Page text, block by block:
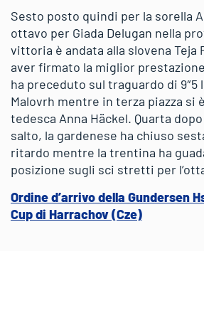
Sesto posto quindi per la sorella
ottavo per Giada Delugan nella
vittoria è andata alla slovena Teja
aver firmato la miglior
ha preceduto sul traguardo di 9″5
Malovrh mentre in terza piazza si
tedesca Anna Häckel. Quarta
salto, la gardenese ha chiuso sesta
ritardo mentre la trentina ha
posizione sugli sci stretti per
Ordine d’arrivo della Gundersen
Cup di Harrachov (Cze)